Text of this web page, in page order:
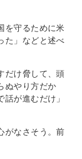
を守るために米
た」などと述べ
だけ脅して、頭
ぬやり方だか
が進むだけ」
がなさそう。前